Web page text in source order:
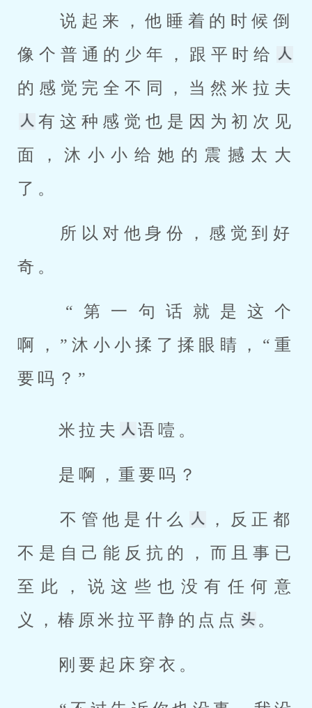
像个普通的少年，跟平时给
的感觉完全不同，当然米拉夫
有这种感觉也是因为初次见
面，沐小小给她的震撼太大
了。
奇。
啊，”沐小小揉了揉眼睛，“重
要吗？”
米拉夫 语噎。
是啊，重要吗？
不管他是什么
，反正都
不是自己能反抗的，而且事已
至此，说这些也没有任何意
义，椿原米拉平静的点点
。
刚要起床穿衣。